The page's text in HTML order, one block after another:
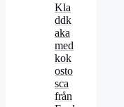
Kla
ddk
aka
med
kok
osto
sca
från